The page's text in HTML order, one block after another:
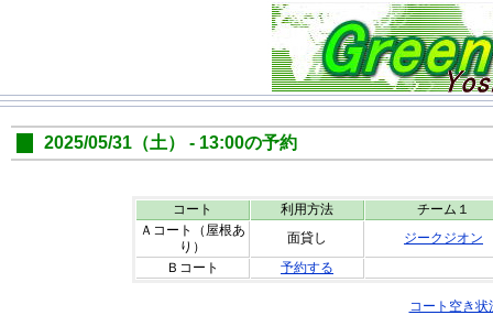
2025/05/31（土） - 13:00の予約
コート 利用方法
チーム１
Ａコート（屋根あ
り）
面貸し
ジークジオン
Ｂコート
予約する
コート空き状